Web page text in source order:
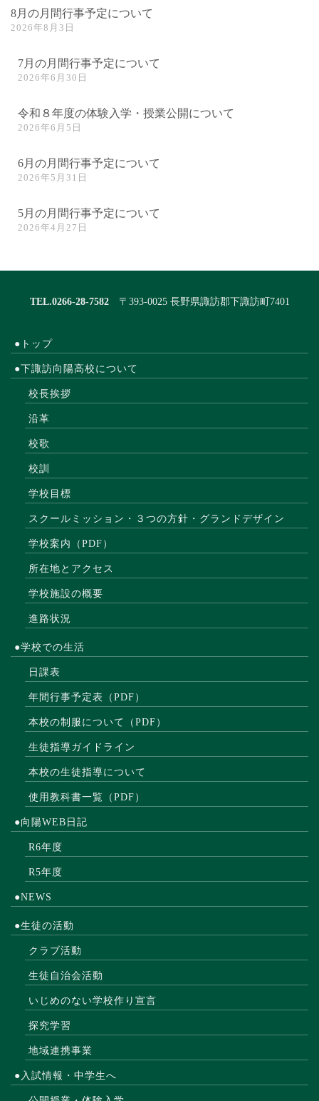
8月の月間行事予定について
2026年8月3日
7月の月間行事予定について
2026年6月30日
令和８年度の体験入学・授業公開について
2026年6月5日
6月の月間行事予定について
2026年5月31日
5月の月間行事予定について
2026年4月27日
TEL.0266-28-7582 〒393-0025 長野県諏訪郡下諏訪町7401
●トップ
●下諏訪向陽高校について
校長挨拶
沿革
校歌
校訓
学校目標
スクールミッション・３つの方針・グランドデザイン
学校案内（PDF）
所在地とアクセス
学校施設の概要
進路状況
●学校での生活
日課表
年間行事予定表（PDF）
本校の制服について（PDF）
生徒指導ガイドライン
本校の生徒指導について
使用教科書一覧（PDF）
●向陽WEB日記
R6年度
R5年度
●NEWS
●生徒の活動
クラブ活動
生徒自治会活動
いじめのない学校作り宣言
探究学習
地域連携事業
●入試情報・中学生へ